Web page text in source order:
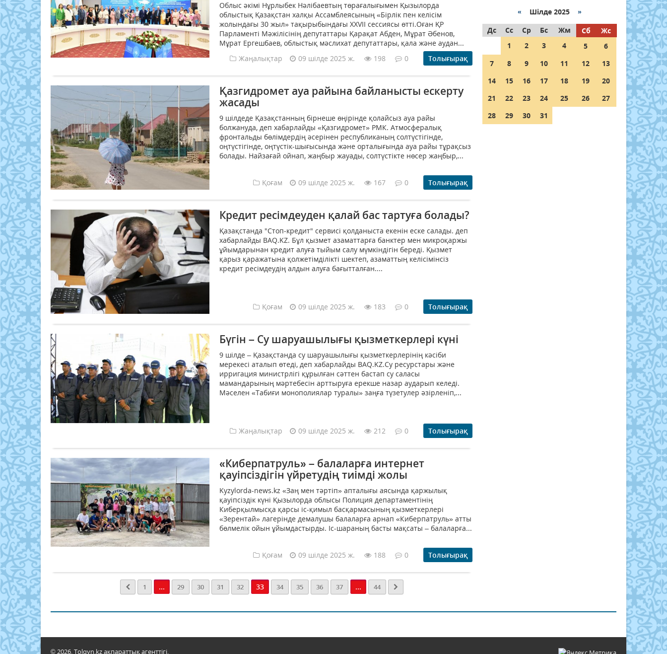
Облыс әкімі Нұрлыбек Нәлібаевтың төрағалығымен Қызылорда
облыстық Қазақстан халқы Ассамблеясының «Бірлік пен келісім
жолындағы 30 жыл» тақырыбындағы ХХVІІ сессиясы өтті.Оған ҚР
Парламенті Мәжілісінің депутаттары Қарақат Абден, Мұрат Әбенов,
Мұрат Ергешбаев, облыстық мәслихат депутаттары, қала және аудан...
Жаңалықтар
09 шілде 2025 ж. 198 0 Толығырақ
Қазгидромет ауа райына байланысты ескерту
жасады
9 шілдеде Қазақстанның бірнеше өңірінде қолайсыз ауа райы
болжануда, деп хабарлайды «Қазгидромет» РМК. Атмосфералық
фронтальды бөлімдердің әсерінен республиканың солтүстігінде,
оңтүстігінде, оңтүстік-шығысында және орталығында ауа райы тұрақсыз
болады. Найзағай ойнап, жаңбыр жауады, солтүстікте нөсер жаңбыр,...
Қоғам 09 шілде 2025 ж. 167 0 Толығырақ
Кредит ресімдеуден қалай бас тартуға болады?
Қазақстанда "Стоп-кредит" сервисі қолданыста екенін еске салады. деп
хабарлайды BAQ.KZ. Бұл қызмет азаматтарға банктер мен микроқаржы
ұйымдарынан кредит алуға тыйым салу мүмкіндігін береді. Қызмет
қарыз қаражатына қолжетімділікті шектеп, азаматтың келісімінсіз
кредит ресімдеудің алдын алуға бағытталған....
Қоғам 09 шілде 2025 ж. 183 0 Толығырақ
Бүгін – Су шаруашылығы қызметкерлері күні
9 шілде – Қазақстанда су шаруашылығы қызметкерлерінің кәсіби
мерекесі аталып өтеді, деп хабарлайды BAQ.KZ.Су ресурстары және
ирригация министрлігі құрылған сәттен бастап су саласы
мамандарының мәртебесін арттыруға ерекше назар аударып келеді.
Мәселен «Табиғи монополиялар туралы» заңға түзетулер әзірленіп,...
Жаңалықтар 09 шілде 2025 ж. 212 0 Толығырақ
«Киберпатруль» – балаларға интернет
қауіпсіздігін үйретудің тиімді жолы
Kyzylorda-news.kz «Заң мен тәртіп» апталығы аясында қаржылық
қауіпсіздік күні Қызылорда облысы Полиция департаментінің
Киберқылмысқа қарсы іс-қимыл басқармасының қызметкерлері
«Зерентай» лагерінде демалушы балаларға арнап «Киберпатруль» атты
бөлмелік ойын ұйымдастырды. Іс-шараның басты мақсаты – балаларға...
Қоғам 09 шілде 2025 ж. 188 0 Толығырақ
1 ... 29 30 31 32 33 34 35 36 37 ... 44
« Шілде 2025 »
Дс
Сс Ср Бс Жм Сб
Жс
1
2 3 4 5
6
7
8 9 10 11 12
13
14
15 16 17 18 19
20
21
22 23 24 25 26
27
28
29 30 31
© 2026. Tolqyn.kz ақпараттық агенттігі.